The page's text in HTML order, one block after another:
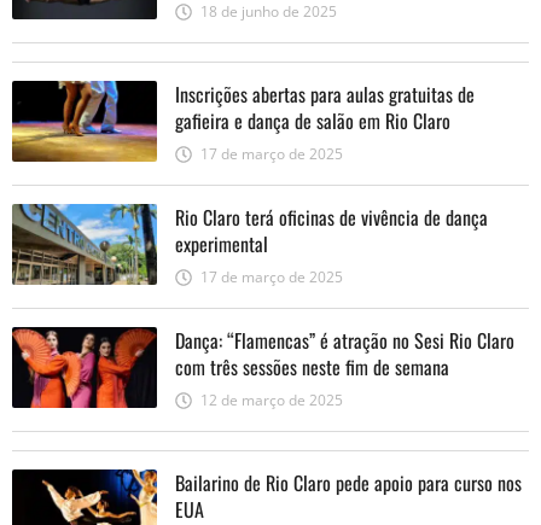
18 de junho de 2025
Inscrições abertas para aulas gratuitas de
gafieira e dança de salão em Rio Claro
17 de março de 2025
Rio Claro terá oficinas de vivência de dança
experimental
17 de março de 2025
Dança: “Flamencas” é atração no Sesi Rio Claro
com três sessões neste fim de semana
12 de março de 2025
Bailarino de Rio Claro pede apoio para curso nos
EUA